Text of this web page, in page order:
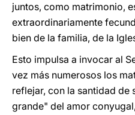
juntos, como matrimonio,
extraordinariamente
bien de la familia, de la
Esto impulsa a invocar al
vez más numerosos los
reflejar, con la santidad de
grande" del amor